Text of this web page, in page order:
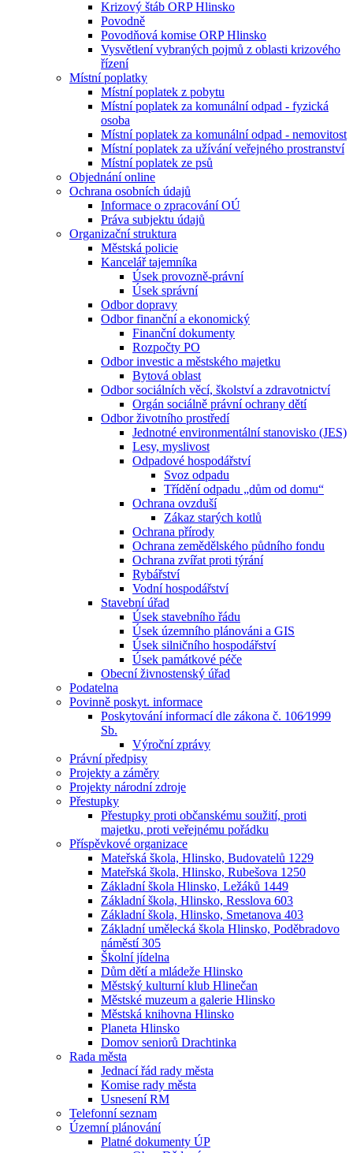
Krizový štáb ORP Hlinsko
Povodně
Povodňová komise ORP Hlinsko
Vysvětlení vybraných pojmů z oblasti krizového
řízení
Místní poplatky
Místní poplatek z pobytu
Místní poplatek za komunální odpad - fyzická
osoba
Místní poplatek za komunální odpad - nemovitost
Místní poplatek za užívání veřejného prostranství
Místní poplatek ze psů
Objednání online
Ochrana osobních údajů
Informace o zpracování OÚ
Práva subjektu údajů
Organizační struktura
Městská policie
Kancelář tajemníka
Úsek provozně-právní
Úsek správní
Odbor dopravy
Odbor finanční a ekonomický
Finanční dokumenty
Rozpočty PO
Odbor investic a městského majetku
Bytová oblast
Odbor sociálních věcí, školství a zdravotnictví
Orgán sociálně právní ochrany dětí
Odbor životního prostředí
Jednotné environmentální stanovisko (JES)
Lesy, myslivost
Odpadové hospodářství
Svoz odpadu
Třídění odpadu „dům od domu“
Ochrana ovzduší
Zákaz starých kotlů
Ochrana přírody
Ochrana zemědělského půdního fondu
Ochrana zvířat proti týrání
Rybářství
Vodní hospodářství
Stavební úřad
Úsek stavebního řádu
Úsek územního plánováni a GIS
Úsek silničního hospodářství
Úsek památkové péče
Obecní živnostenský úřad
Podatelna
Povinně poskyt. informace
Poskytování informací dle zákona č. 106⁄1999
Sb.
Výroční zprávy
Právní předpisy
Projekty a záměry
Projekty národní zdroje
Přestupky
Přestupky proti občanskému soužití, proti
majetku, proti veřejnému pořádku
Příspěvkové organizace
Mateřská škola, Hlinsko, Budovatelů 1229
Mateřská škola, Hlinsko, Rubešova 1250
Základní škola Hlinsko, Ležáků 1449
Základní škola, Hlinsko, Resslova 603
Základní škola, Hlinsko, Smetanova 403
Základní umělecká škola Hlinsko, Poděbradovo
náměstí 305
Školní jídelna
Dům dětí a mládeže Hlinsko
Městský kulturní klub Hlinečan
Městské muzeum a galerie Hlinsko
Městská knihovna Hlinsko
Planeta Hlinsko
Domov seniorů Drachtinka
Rada města
Jednací řád rady města
Komise rady města
Usnesení RM
Telefonní seznam
Územní plánování
Platné dokumenty ÚP